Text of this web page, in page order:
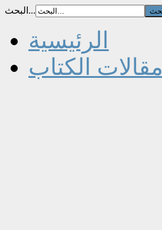
البحث...
الرئيسية
مقالات الكتاب